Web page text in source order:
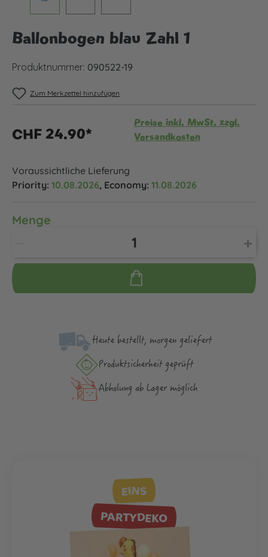
Ballonbogen blau Zahl 1
Produktnummer: 090522-19
Zum Merkzettel hinzufügen
CHF 24.90*
Preise inkl. MwSt. zzgl.
Versandkosten
Voraussichtliche Lieferung
Priority: 10.08.2026, Economy: 11.08.2026
Menge
Heute bestellt, morgen geliefert
Produktsicher­heit geprüft
Abholung ab Lager möglich
EINS
PARTYDEKO